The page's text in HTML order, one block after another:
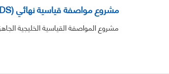
مشروع مواصفة قياسية نهائي (FDS):
مشروع المواصفة القياسية الخليجية